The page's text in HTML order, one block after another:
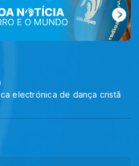
electrónica de dança cristã